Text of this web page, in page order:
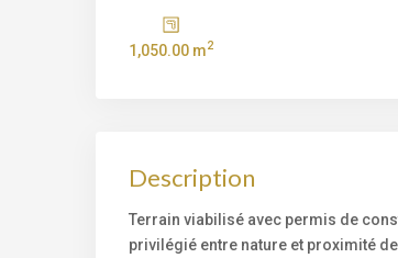
1,050.00 m2
Description
Terrain viabilisé avec permis de
privilégié entre nature et proximité